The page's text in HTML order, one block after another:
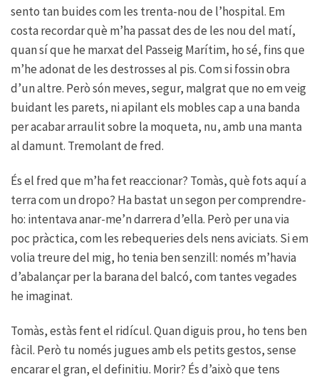
sento tan buides com les trenta-nou de l’hospital. Em
costa recordar què m’ha passat des de les nou del matí,
quan sí que he marxat del Passeig Marítim, ho sé, fins que
m’he adonat de les destrosses al pis. Com si fossin obra
d’un altre. Però són meves, segur, malgrat que no em veig
buidant les parets, ni apilant els mobles cap a una banda
per acabar arraulit sobre la moqueta, nu, amb una manta
al damunt. Tremolant de fred.
És el fred que m’ha fet reaccionar? Tomàs, què fots aquí a
terra com un dropo? Ha bastat un segon per comprendre-
ho: intentava anar-me’n darrera d’ella. Però per una via
poc pràctica, com les rebequeries dels nens aviciats. Si em
volia treure del mig, ho tenia ben senzill: només m’havia
d’abalançar per la barana del balcó, com tantes vegades
he imaginat.
Tomàs, estàs fent el ridícul. Quan diguis prou, ho tens ben
fàcil. Però tu només jugues amb els petits gestos, sense
encarar el gran, el definitiu. Morir? És d’això que tens